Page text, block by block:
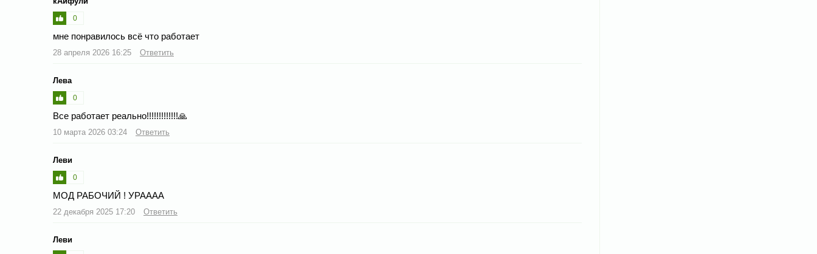
0
мне понравилось всё что работает
28 апреля 2026 16:25 Ответить
Лева
0
Все работает реально!!!!!!!!!!!!!🙏
10 марта 2026 03:24 Ответить
Леви
0
МОД РАБОЧИЙ ! УРАААА
22 декабря 2025 17:20 Ответить
Леви